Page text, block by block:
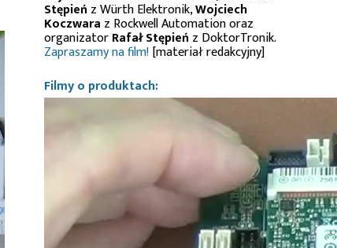
Stępień z Würth Elektronik,Wojciech
Koczwara z Rockwell Automation oraz
organizatorRafał Stępień z DoktorTronik.
Zapraszamy na film![materiał redakcyjny]
Filmy o produktach: